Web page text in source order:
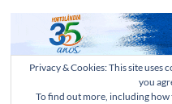
Privacy & Cookies: This site uses
you
To find out more, including